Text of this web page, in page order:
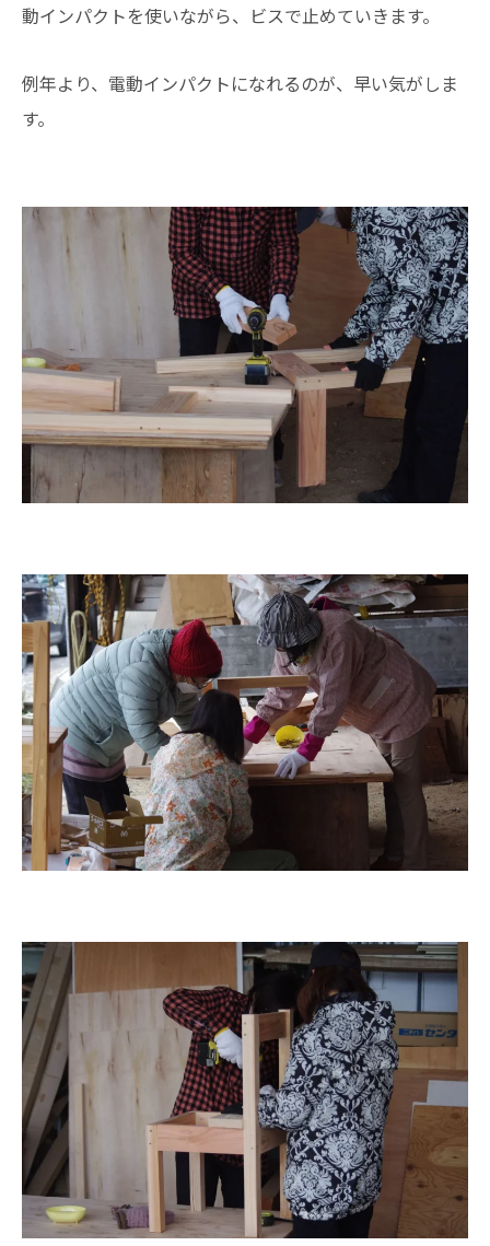
動インパクトを使いながら、ビスで止めていきます。
例年より、電動インパクトになれるのが、早い気がしま
す。